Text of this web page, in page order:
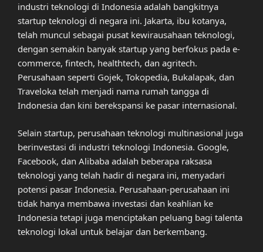
industri teknologi di Indonesia adalah bangkitnya
startup teknologi di negara ini. Jakarta, ibu kotanya,
telah muncul sebagai pusat kewirausahaan teknologi,
dengan semakin banyak startup yang berfokus pada e-
commerce, fintech, healthtech, dan agritech.
Perusahaan seperti Gojek, Tokopedia, Bukalapak, dan
Traveloka telah menjadi nama rumah tangga di
Indonesia dan kini berekspansi ke pasar internasional.
Selain startup, perusahaan teknologi multinasional juga
berinvestasi di industri teknologi Indonesia. Google,
Facebook, dan Alibaba adalah beberapa raksasa
teknologi yang telah hadir di negara ini, menyadari
potensi pasar Indonesia. Perusahaan-perusahaan ini
tidak hanya membawa investasi dan keahlian ke
Indonesia tetapi juga menciptakan peluang bagi talenta
teknologi lokal untuk belajar dan berkembang.